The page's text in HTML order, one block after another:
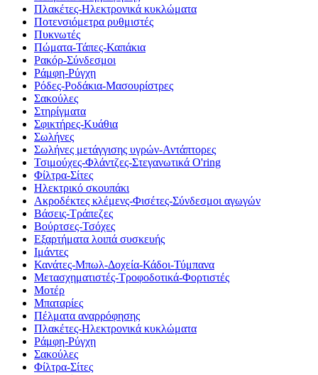
Πλακέτες-Ηλεκτρονικά κυκλώματα
Ποτενσιόμετρα ρυθμιστές
Πυκνωτές
Πώματα-Τάπες-Καπάκια
Ρακόρ-Σύνδεσμοι
Ράμφη-Ρύγχη
Ρόδες-Ροδάκια-Μασουρίστρες
Σακούλες
Στηρίγματα
Σφικτήρες-Κυάθια
Σωλήνες
Σωλήνες μετάγγισης υγρών-Αντάπτορες
Τσιμούχες-Φλάντζες-Στεγανωτικά O'ring
Φίλτρα-Σίτες
Ηλεκτρικό σκουπάκι
Ακροδέκτες κλέμενς-Φισέτες-Σύνδεσμοι αγωγών
Βάσεις-Τράπεζες
Βούρτσες-Τσόχες
Εξαρτήματα λοιπά συσκευής
Ιμάντες
Κανάτες-Μπωλ-Δοχεία-Κάδοι-Τύμπανα
Μετασχηματιστές-Τροφοδοτικά-Φορτιστές
Μοτέρ
Μπαταρίες
Πέλματα αναρρόφησης
Πλακέτες-Ηλεκτρονικά κυκλώματα
Ράμφη-Ρύγχη
Σακούλες
Φίλτρα-Σίτες